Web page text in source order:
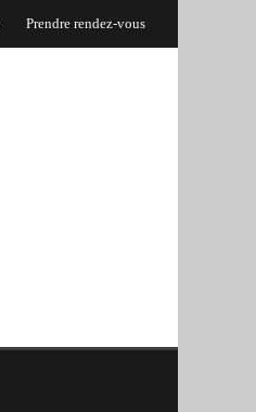
Prendre rendez-vous